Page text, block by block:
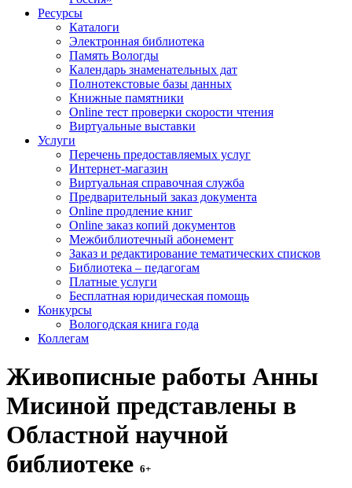
Ресурсы
Каталоги
Электронная библиотека
Память Вологды
Календарь знаменательных дат
Полнотекстовые базы данных
Книжные памятники
Online тест проверки скорости чтения
Виртуальные выставки
Услуги
Перечень предоставляемых услуг
Интернет-магазин
Виртуальная справочная служба
Предварительный заказ документа
Online продление книг
Online заказ копий документов
Межбиблиотечный абонемент
Заказ и редактирование тематических списков
Библиотека – педагогам
Платные услуги
Бесплатная юридическая помощь
Конкурсы
Вологодская книга года
Коллегам
Живописные работы Анны
Мисиной представлены в
Областной научной
библиотеке 6+